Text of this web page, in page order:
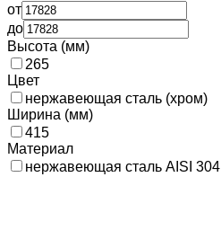
от
до
Высота (мм)
265
Цвет
нержавеющая сталь (хром)
Ширина (мм)
415
Материал
нержавеющая сталь AISI 304